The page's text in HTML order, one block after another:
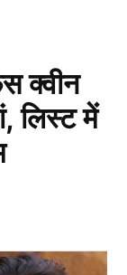
क्वीन
लिस्ट में